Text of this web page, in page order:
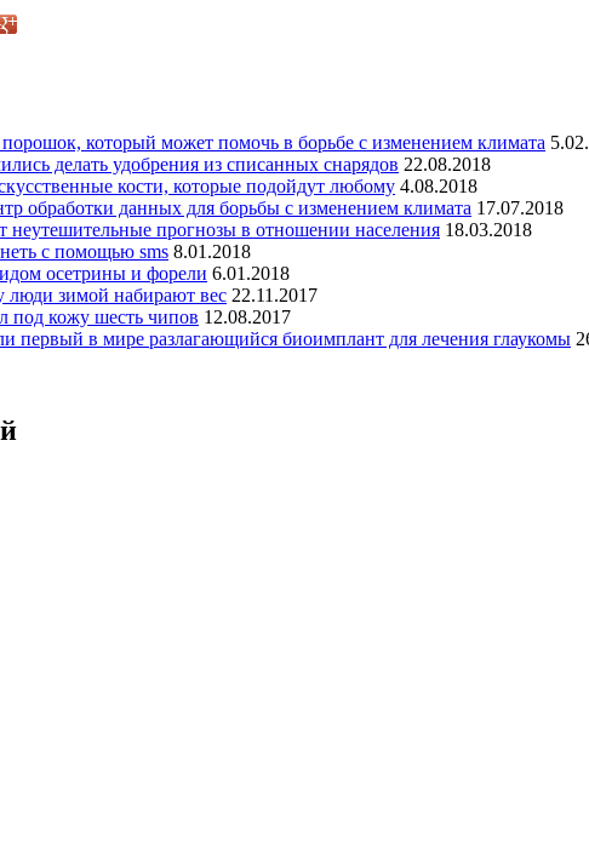
порошок, который может помочь в борьбе с изменением климата
делать удобрения из списанных снарядов 22.08.2018
кости, которые подойдут любому 4.08.2018
обработки данных для борьбы с изменением климата 17.07.2018
неутешительные прогнозы в отношении населения 18.03.2018
с помощью sms 8.01.2018
осетрины и форели 6.01.2018
люди зимой набирают вес 22.11.2017
под кожу шесть чипов 12.08.2017
первый в мире разлагающийся биоимплант для лечения глаукомы